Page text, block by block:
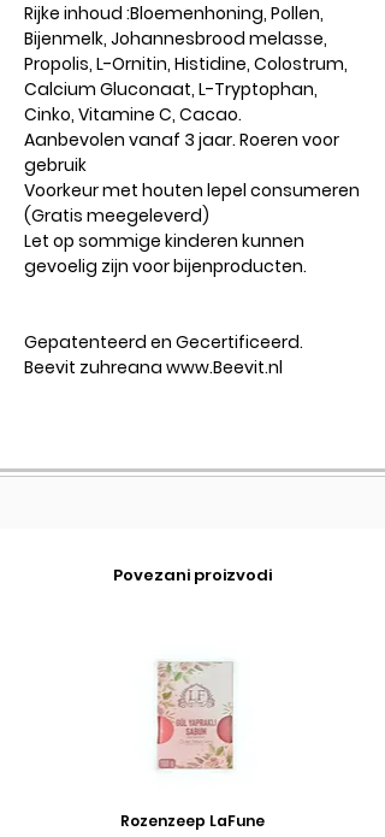
Rijke inhoud :Bloemenhoning, Pollen,
Bijenmelk, Johannesbrood melasse,
Propolis, L-Ornitin, Histidine, Colostrum,
Calcium Gluconaat, L-Tryptophan,
Cinko, Vitamine C, Cacao.
Aanbevolen vanaf 3 jaar. Roeren voor
gebruik
Voorkeur met houten lepel consumeren
(Gratis meegeleverd)
Let op sommige kinderen kunnen
gevoelig zijn voor bijenproducten.
Gepatenteerd en Gecertificeerd.
Beevit zuhreana www.Beevit.nl
Povezani proizvodi
Rozenzeep LaFune